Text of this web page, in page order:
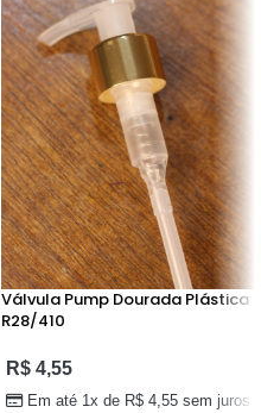
Válvula Pump Dourada Plástica
R28/410
R$4,55
Em até 1x de R$ 4,55 sem juros